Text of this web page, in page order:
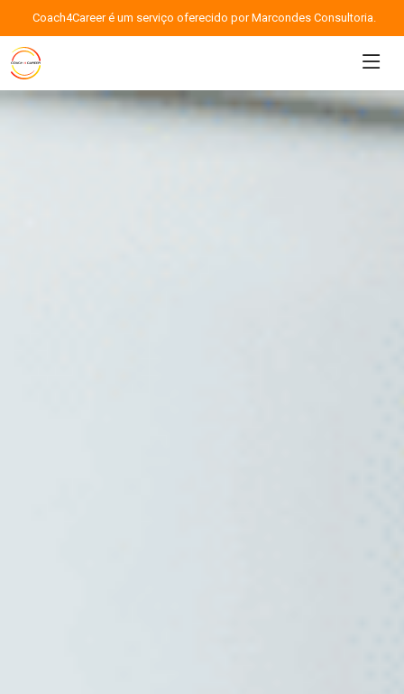
Coach4Career é um serviço oferecido por Marcondes Consultoria.